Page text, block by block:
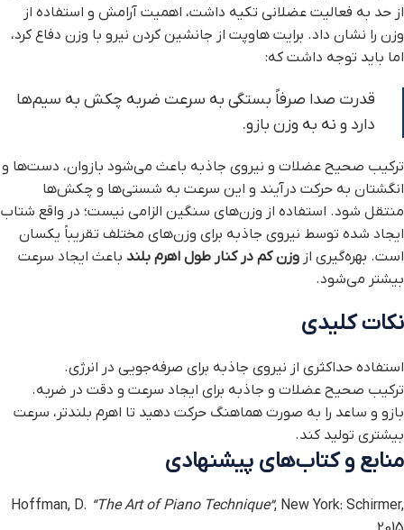
از حد به فعالیت عضلانی تکیه داشت، اهمیت آرامش و استفاده از
وزن را نشان داد. برایت هاوپت از جانشین کردن نیرو با وزن دفاع کرد،
اما باید توجه داشت که:
قدرت صدا صرفاً بستگی به سرعت ضربه چکش به سیم‌ها
دارد و نه به وزن بازو.
ترکیب صحیح عضلات و نیروی جاذبه باعث می‌شود بازوان، دست‌ها و
انگشتان به حرکت درآیند و این سرعت به شستی‌ها و چکش‌ها
منتقل شود. استفاده از وزن‌های سنگین الزامی نیست؛ در واقع شتاب
ایجاد شده توسط نیروی جاذبه برای وزن‌های مختلف تقریباً یکسان
است. بهره‌گیری از وزن کم در کنار طول اهرم بلند باعث ایجاد سرعت
بیشتر می‌شود.
نکات کلیدی
استفاده حداکثری از نیروی جاذبه برای صرفه‌جویی در انرژی.
ترکیب صحیح عضلات و جاذبه برای ایجاد سرعت و دقت در ضربه.
بازو و ساعد را به صورت هماهنگ حرکت دهید تا اهرم بلندتر، سرعت
بیشتری تولید کند.
منابع و کتاب‌های پیشنهادی
Hoffman, D. “The Art of Piano Technique”, New York: Schirmer,